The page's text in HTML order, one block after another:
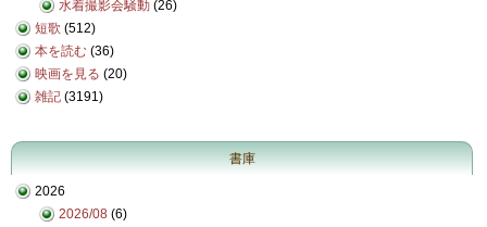
水着撮影会騒動 (26)
短歌 (512)
本を読む (36)
映画を見る (20)
雑記 (3191)
書庫
2026
2026/08 (6)